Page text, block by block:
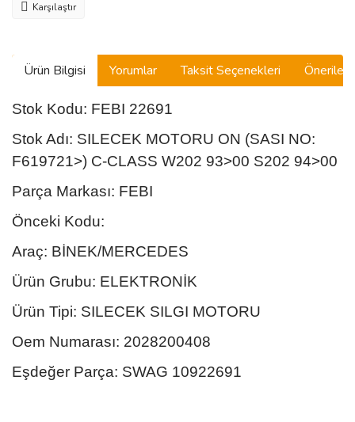
Karşılaştır
Ürün Bilgisi Yorumlar Taksit Seçenekleri
Stok Kodu: FEBI 22691
Stok Adı: SILECEK MOTORU ON (SASI NO:
F619721>) C-CLASS W202 93>00 S202 94>00
Parça Markası: FEBI
Önceki Kodu:
Araç: BİNEK/MERCEDES
Ürün Grubu: ELEKTRONİK
Ürün Tipi: SILECEK SILGI MOTORU
Oem Numarası: 2028200408
Eşdeğer Parça: SWAG 10922691